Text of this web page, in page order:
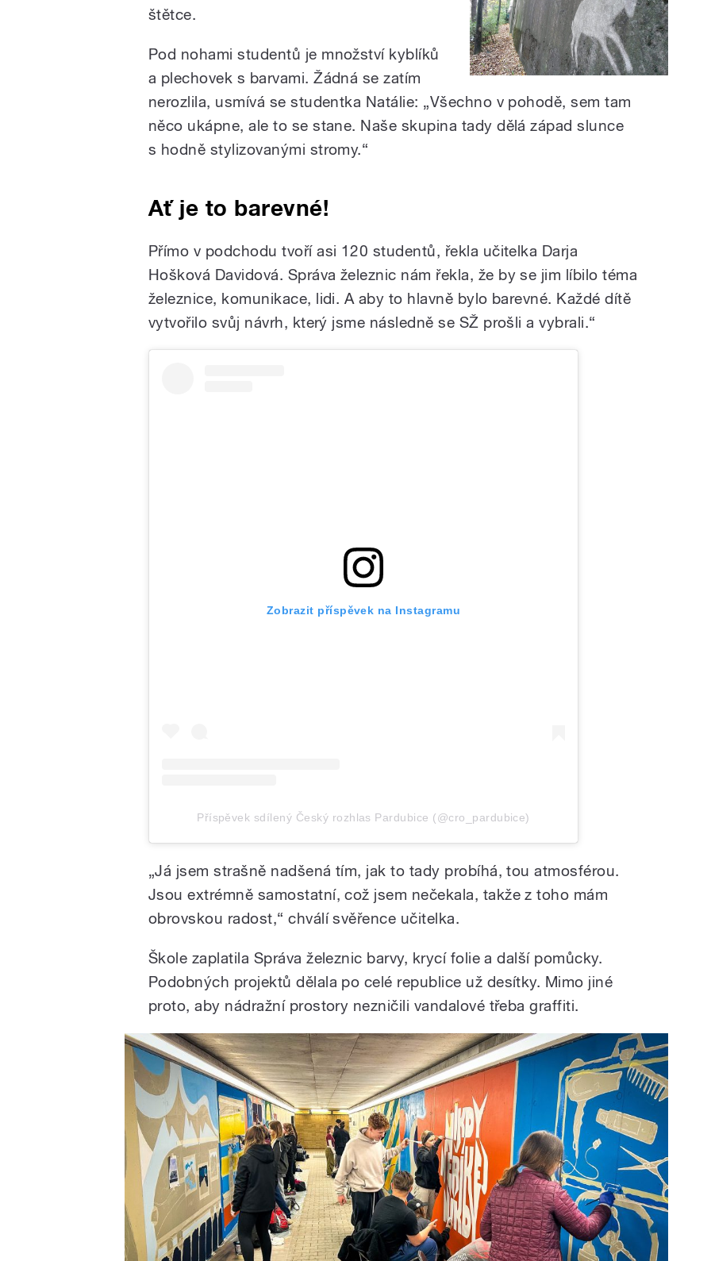
štětce.
Pod nohami studentů je množství kyblíků
a plechovek s barvami. Žádná se zatím
nerozlila, usmívá se studentka Natálie: „Všechno v pohodě, sem tam
něco ukápne, ale to se stane. Naše skupina tady dělá západ slunce
s hodně stylizovanými stromy.“
Ať je to barevné!
Přímo v podchodu tvoří asi 120 studentů, řekla učitelka Darja
Hošková Davidová. Správa železnic nám řekla, že by se jim líbilo téma
železnice, komunikace, lidi. A aby to hlavně bylo barevné. Každé dítě
vytvořilo svůj návrh, který jsme následně se SŽ prošli a vybrali.“
Zobrazit příspěvek na Instagramu
Příspěvek sdílený Český rozhlas Pardubice (@cro_pardubice)
„Já jsem strašně nadšená tím, jak to tady probíhá, tou atmosférou.
Jsou extrémně samostatní, což jsem nečekala, takže z toho mám
obrovskou radost,“ chválí svěřence učitelka.
Škole zaplatila Správa železnic barvy, krycí folie a další pomůcky.
Podobných projektů dělala po celé republice už desítky. Mimo jiné
proto, aby nádražní prostory nezničili vandalové třeba graffiti.